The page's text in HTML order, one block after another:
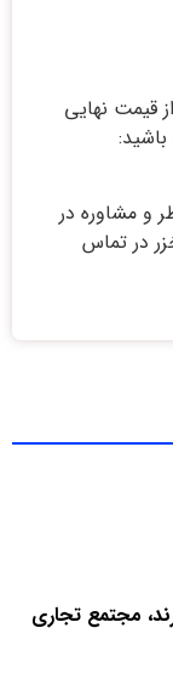
قیمت نهایی
و مشاوره در
در تماس
45 متری زرند، مجتمع تجاری